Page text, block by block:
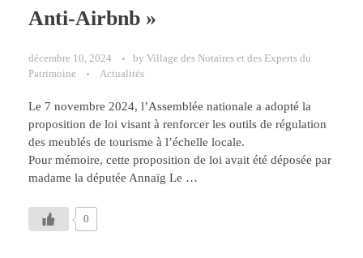
Anti-Airbnb »
décembre 10, 2024 by Village des Notaires et des Experts du
Patrimoine
Actualités
Le 7 novembre 2024, l’Assemblée nationale a adopté la
proposition de loi visant à renforcer les outils de régulation
des meublés de tourisme à l’échelle locale.
Pour mémoire, cette proposition de loi avait été déposée par
madame la députée Annaïg Le …
0